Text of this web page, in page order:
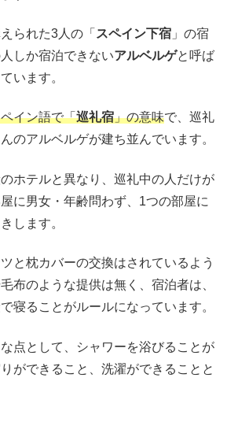
られた3人の「 スペイン下宿 」の宿
しか宿泊できないアルベルゲと呼ば
います。
イン語で「巡礼宿」の意味で、巡礼
のアルベルゲが建ち並んでいます。
ホテルと異なり、巡礼中の人だけが
に男女・年齢問わず、1つの部屋に
します。
と枕カバーの交換はされているよう
布のような提供は無く、宿泊者は、
寝ることがルールになっています。
点として、シャワーを浴びることが
ができること、洗濯ができることと